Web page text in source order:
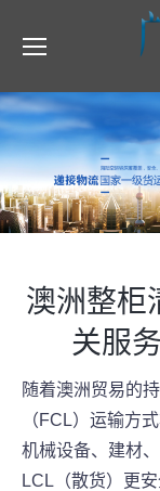
澳洲整柜
关服
随着澳洲贸易的
（FCL）运输方
机械设备、建材
LCL（散货）更